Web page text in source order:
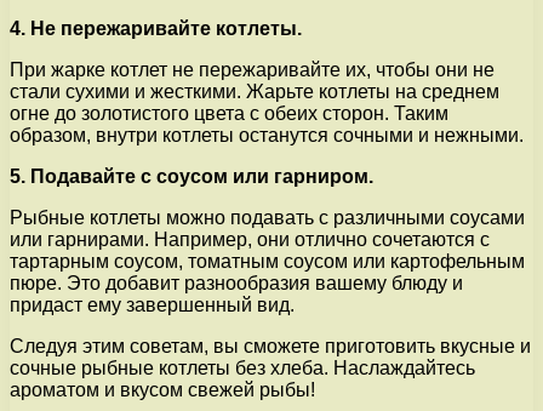
4. Не пережаривайте котлеты.
При жарке котлет не пережаривайте их, чтобы они не
стали сухими и жесткими. Жарьте котлеты на среднем
огне до золотистого цвета с обеих сторон. Таким
образом, внутри котлеты останутся сочными и нежными.
5. Подавайте с соусом или гарниром.
Рыбные котлеты можно подавать с различными соусами
или гарнирами. Например, они отлично сочетаются с
тартарным соусом, томатным соусом или картофельным
пюре. Это добавит разнообразия вашему блюду и
придаст ему завершенный вид.
Следуя этим советам, вы сможете приготовить вкусные и
сочные рыбные котлеты без хлеба. Наслаждайтесь
ароматом и вкусом свежей рыбы!